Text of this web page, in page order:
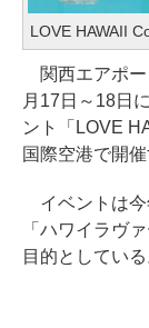
LOVE HAWAII
関西エアポー
月17日～18日
ント「LOVE
国際空港で開催
イベントは今
「ハワイラヴ
目的としている